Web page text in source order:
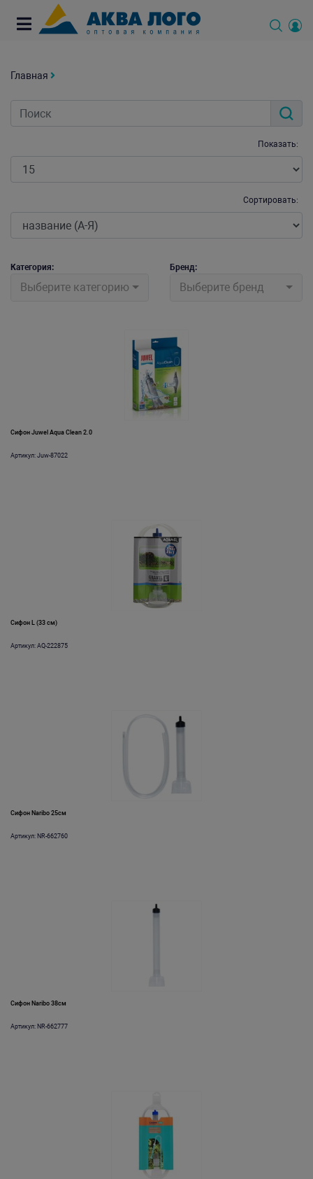
Главная
Показать:
Сортировать:
Категория:
Выберите категорию
Бренд:
Выберите бренд
Сифон Juwel Aqua Clean 2.0
Артикул: Juw-87022
Сифон L (33 см)
Артикул: AQ-222875
Сифон Naribo 25см
Артикул: NR-662760
Сифон Naribo 38см
Артикул: NR-662777